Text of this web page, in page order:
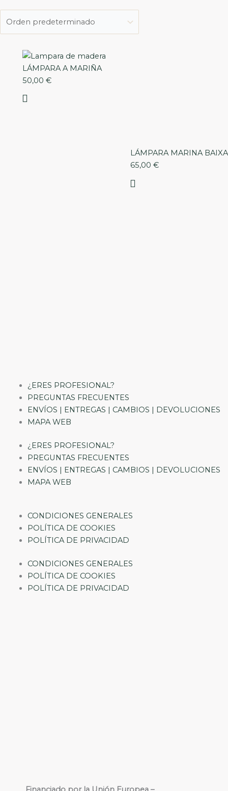
LÁMPARA A MARIÑA
50,00 €
LÁMPARA MARINA BAIXA
65,00 €
¿ERES PROFESIONAL?
PREGUNTAS FRECUENTES
ENVÍOS | ENTREGAS | CAMBIOS | DEVOLUCIONES
MAPA WEB
¿ERES PROFESIONAL?
PREGUNTAS FRECUENTES
ENVÍOS | ENTREGAS | CAMBIOS | DEVOLUCIONES
MAPA WEB
CONDICIONES GENERALES
POLÍTICA DE COOKIES
POLÍTICA DE PRIVACIDAD
CONDICIONES GENERALES
POLÍTICA DE COOKIES
POLÍTICA DE PRIVACIDAD